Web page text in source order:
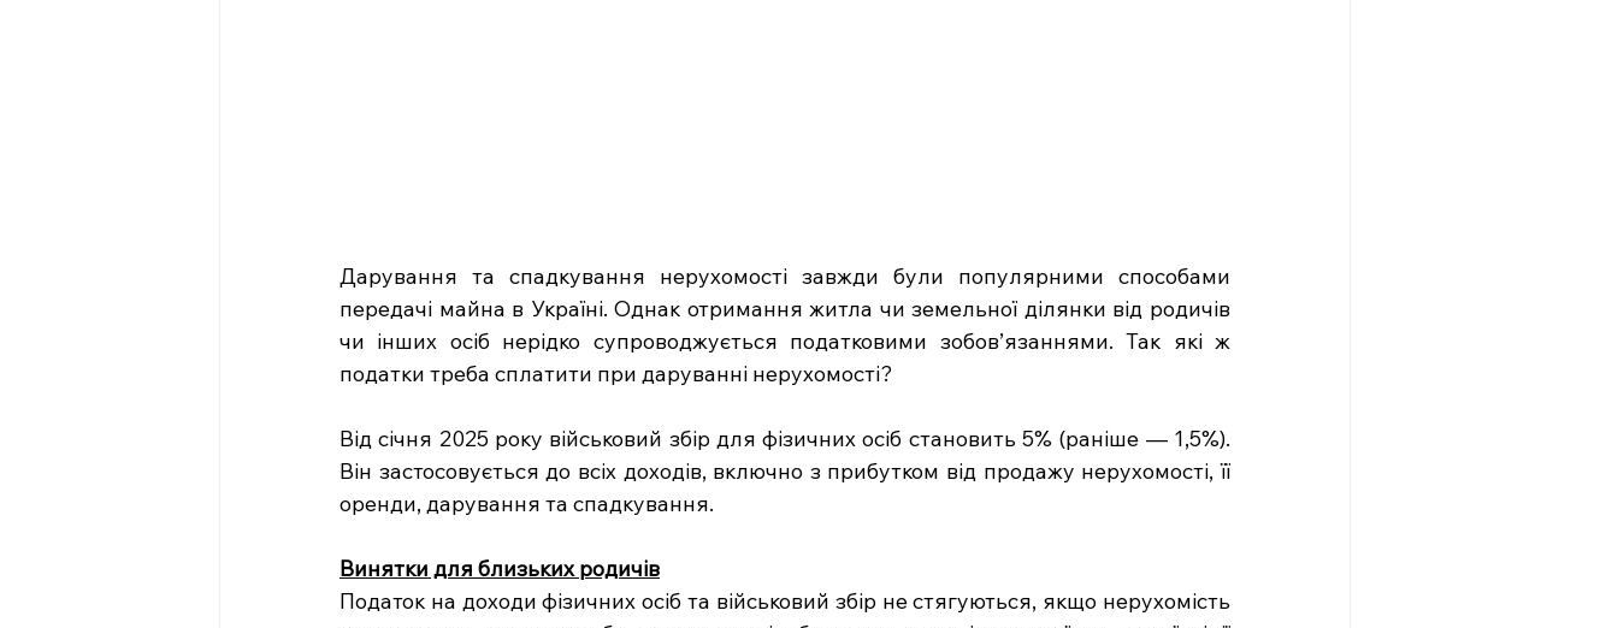
Дарування та спадкування нерухомості завжди були популярними способами
передачі майна в Україні. Однак отримання житла чи земельної ділянки від родичів
чи інших осіб нерідко супроводжується податковими зобов’язаннями. Так які ж
податки треба сплатити при даруванні нерухомості?
Від січня 2025 року військовий збір для фізичних осіб становить 5% (раніше — 1,5%).
Він застосовується до всіх доходів, включно з прибутком від продажу нерухомості, її
оренди, дарування та спадкування.
Винятки для близьких родичів
Податок на доходи фізичних осіб та військовий збір не стягуються, якщо нерухомість